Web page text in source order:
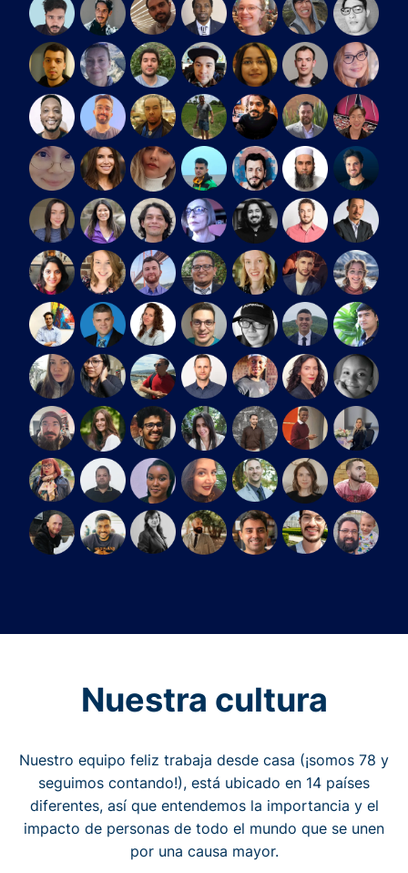
Nuestra cultura
Nuestro equipo feliz trabaja desde casa (¡somos 78 y
seguimos contando!), está ubicado en 14 países
diferentes, así que entendemos la importancia y el
impacto de personas de todo el mundo que se unen
por una causa mayor.